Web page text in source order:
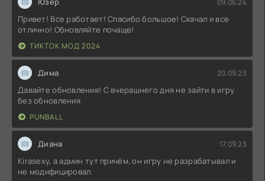
Привет! Все работает! Спасибо большое! Скачал и все
отлично! Обновляйте почаще!
ТИКТОК МОД 2024
Дима 20.09.23
Давайте обновления! С вчерашнего дня не зайти в игру
без обновления
PUNBALL
Диана 17.09.23
Kirasexy, а админ тут причём, он игру не разрабатывал и
не модифицировал.